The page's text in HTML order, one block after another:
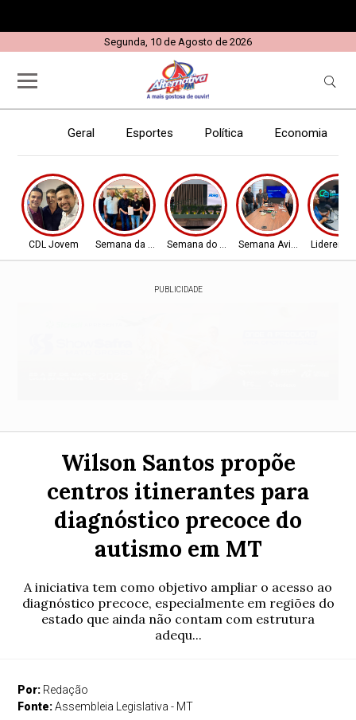
Segunda, 10 de Agosto de 2026
Geral Esportes Política Economia
CDL Jovem Semana da AviaçãoSemana do AviadorSemana Aviador
PUBLICIDADE
Wilson Santos propõe
centros itinerantes para
diagnóstico precoce do
autismo em MT
A iniciativa tem como objetivo ampliar o acesso ao
diagnóstico precoce, especialmente em regiões do
estado que ainda não contam com estrutura
adequ...
Por: Redação
Fonte:Assembleia Legislativa - MT